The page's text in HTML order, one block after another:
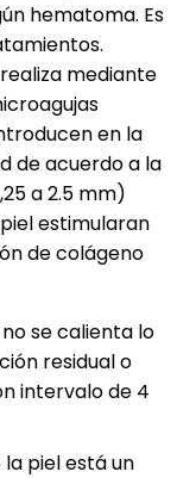
hematoma. Es
mediante
en la
de acuerdo a la
a 2.5 mm)
estimularan
de colágeno
se calienta lo
residual o
intervalo de 4
piel está un